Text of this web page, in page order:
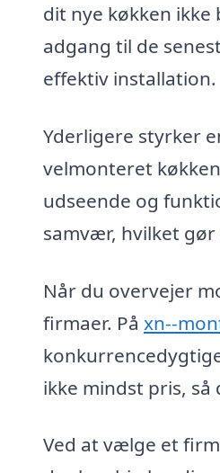
dit nye køkken
adgang til de
effektiv installation.
Yderligere styrker
velmonteret
udseende og
samvær, hvilket
Når du overvejer
firmaer. På xn--
ikke mindst pris,
Ved at vælge et